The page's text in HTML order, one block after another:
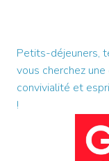
Petits-déjeuners,
vous cherchez
convivialité et
!